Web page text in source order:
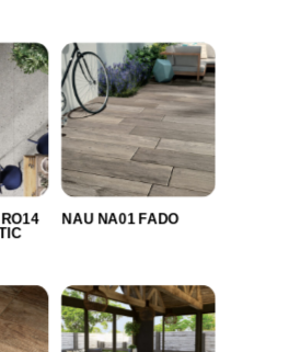
NAU NA01 FADO